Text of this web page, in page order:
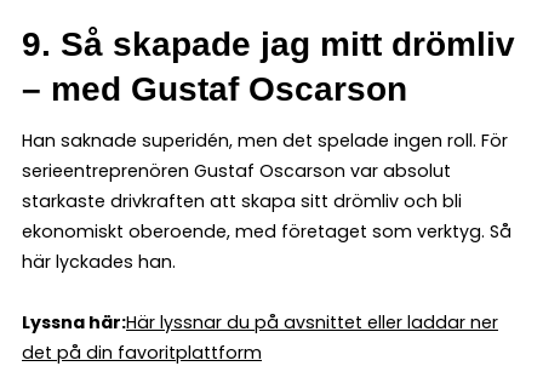
9. Så skapade jag mitt drömliv
– med Gustaf Oscarson
Han saknade superidén, men det spelade ingen roll. För
serieentreprenören Gustaf Oscarson var absolut
starkaste drivkraften att skapa sitt drömliv och bli
ekonomiskt oberoende, med företaget som verktyg. Så
här lyckades han.
Lyssna här:Här lyssnar du på avsnittet eller laddar ner
det på din favoritplattform